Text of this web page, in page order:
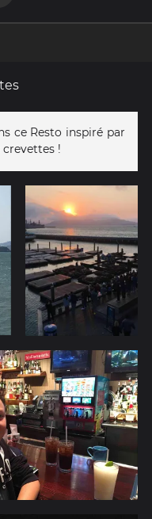
ce Resto inspiré par
!